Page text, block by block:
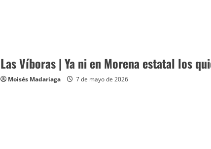
Las Víboras | Ya ni en Morena estatal los
Moisés Madariaga 7 de mayo de 2026